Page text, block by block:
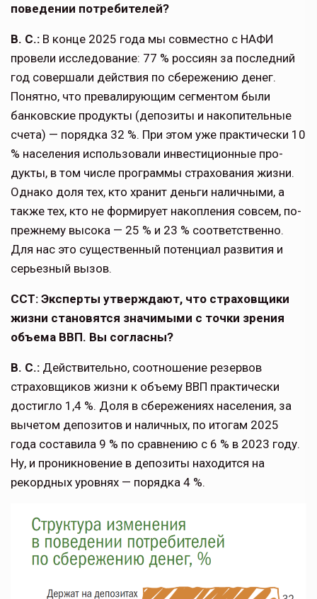
поведе­нии потребителей?
В. С.: В конце 2025 года мы совместно с НАФИ
провели исследование: 77 % россиян за послед­ний
год совершали действия по сбережению денег.
Понятно, что превалирующим сегментом были
банковские продукты (депозиты и накопительные
счета) — порядка 32 %. При этом уже практически 10
% населения использовали инвестиционные про­
дукты, в том числе программы страхования жизни.
Однако доля тех, кто хранит деньги наличными, а
также тех, кто не формирует накопления совсем, по-
прежнему высока — 25 % и 23 % соответствен­но.
Для нас это существенный потенциал развития и
серьезный вызов.
ССТ: Эксперты утверждают, что страхов­щики
жизни становятся значимыми с точ­ки зрения
объема ВВП. Вы согласны?
В. С.: Действительно, соотношение резервов
страховщиков жизни к объему ВВП практически
достигло 1,4 %. Доля в сбережениях населения, за
вычетом депозитов и наличных, по итогам 2025
года составила 9 % по сравнению с 6 % в 2023 году.
Ну, и проникновение в депозиты находится на
рекордных уровнях — порядка 4 %.